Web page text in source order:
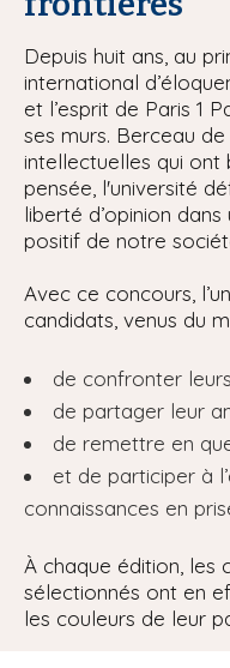
Depuis huit ans, au
international
et l’esprit de Paris 1
ses murs. Berceau
intellectuelles qui ont
pensée, l'université
liberté d’opinion
positif de notre
Avec ce concours,
candidats, venus du
de confronter
de partager leur
de remettre en
et de participer à
connaissances en
À chaque édition, les
sélectionnés ont en
les couleurs de leur